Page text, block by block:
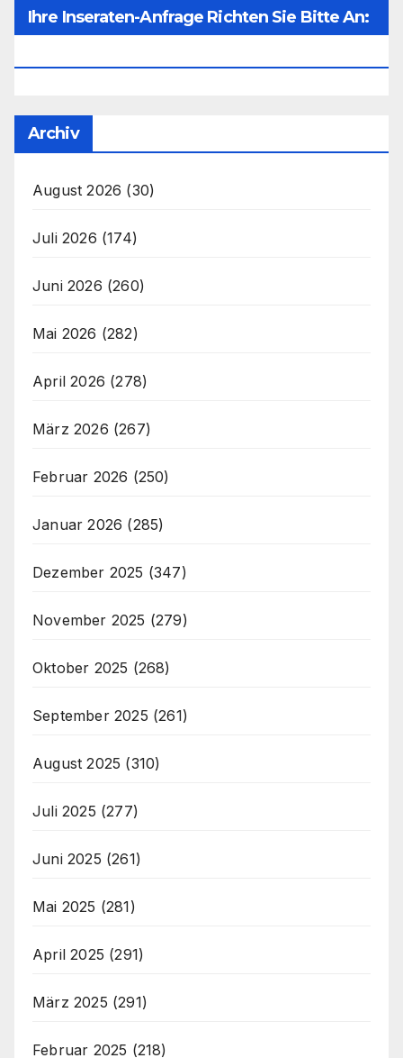
Ihre Inseraten-Anfrage Richten Sie Bitte An:
Archiv
August 2026 (30)
Juli 2026 (174)
Juni 2026 (260)
Mai 2026 (282)
April 2026 (278)
März 2026 (267)
Februar 2026 (250)
Januar 2026 (285)
Dezember 2025 (347)
November 2025 (279)
Oktober 2025 (268)
September 2025 (261)
August 2025 (310)
Juli 2025 (277)
Juni 2025 (261)
Mai 2025 (281)
April 2025 (291)
März 2025 (291)
Februar 2025 (218)